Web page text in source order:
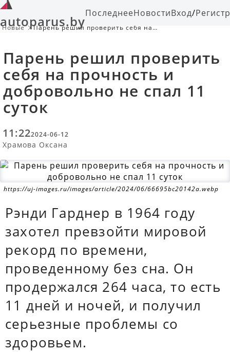
autoparus.byПоследнееНовостиВход/
Новые
Парень решил проверить себя на
Парень решил проверить
себя на прочность и
добровольно не спал 11
суток
11:222024-06-12
Храмова Оксана
https://uj-images.ru/images/article/2024/06/66695bc20142a.webp
Рэнди Гарднер в 1964 году
захотел превзойти мировой
рекорд по времени,
проведенному без сна. Он
продержался 264 часа, то есть
11 дней и ночей, и получил
серьезные проблемы со
здоровьем.